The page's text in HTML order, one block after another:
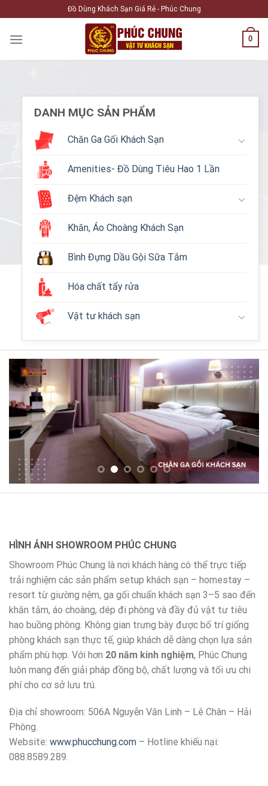
to
content
Đồ Dùng Khách Sạn Giá Rẻ - Phúc Chung
0
DANH MỤC SẢN PHẨM
Chăn Ga Gối Khách Sạn
Amenities- Đồ Dùng Tiêu Hao 1 Lần
Đệm Khách sạn
Khăn, Áo Choàng Khách Sạn
Bình Đựng Dầu Gội Sữa Tắm
Hóa chất tẩy rửa
Vật tư khách sạn
HÌNH ẢNH SHOWROOM PHÚC CHUNG
Showroom Phúc Chung là nơi khách hàng có thể trực tiếp
trải nghiệm các sản phẩm setup khách sạn – homestay –
resort từ giường nệm, ga gối chuẩn khách sạn 3–5 sao đến
khăn tắm, áo choàng, dép đi phòng và đầy đủ vật tư tiêu
hao buồng phòng. Không gian trưng bày được bố trí giống
phòng khách sạn thực tế, giúp khách dễ dàng chọn lựa sản
phẩm phù hợp. Với hơn 20 năm kinh nghiệm, Phúc Chung
luôn mang đến giải pháp đồng bộ, chất lượng và tối ưu chi
phí cho cơ sở lưu trú.
Địa chỉ showroom: 506A Nguyễn Văn Linh – Lê Chân – Hải
Phòng.
Website: www.phucchung.com – Hotline khiếu nại:
088.8589.289.